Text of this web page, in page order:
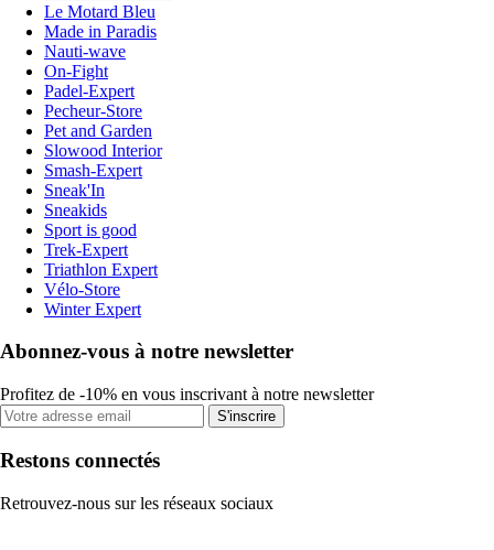
Le Motard Bleu
Made in Paradis
Nauti-wave
On-Fight
Padel-Expert
Pecheur-Store
Pet and Garden
Slowood Interior
Smash-Expert
Sneak'In
Sneakids
Sport is good
Trek-Expert
Triathlon Expert
Vélo-Store
Winter Expert
Abonnez-vous à notre newsletter
Profitez de -10% en vous inscrivant à notre newsletter
S'inscrire
Restons connectés
Retrouvez-nous sur les réseaux sociaux